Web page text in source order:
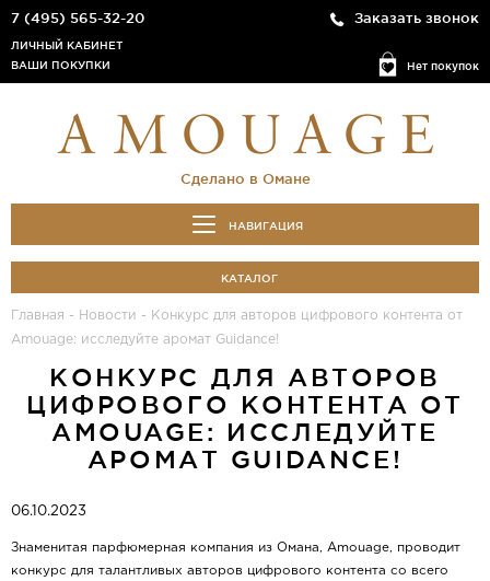
7 (495) 565-32-20 Заказать звонок
Нет покупок
ЛИЧНЫЙ КАБИНЕТ
ВАШИ ПОКУПКИ
Сделано в Омане
НАВИГАЦИЯ
КАТАЛОГ
Главная - Новости -
Конкурс для авторов цифрового контента от
Amouage: исследуйте аромат Guidance!
КОНКУРС ДЛЯ АВТОРОВ
ЦИФРОВОГО КОНТЕНТА ОТ
AMOUAGE: ИССЛЕДУЙТЕ
АРОМАТ GUIDANCE!
06.10.2023
Знаменитая парфюмерная компания из Омана, Amouage, проводит
конкурс для талантливых авторов цифрового контента со всего